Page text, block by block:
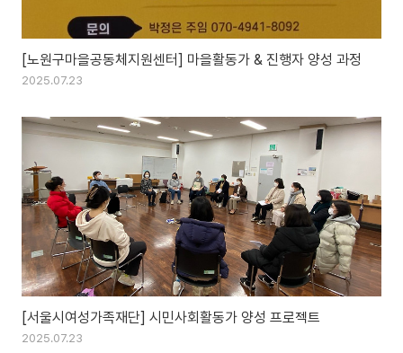
[노원구마을공동체지원센터] 마을활동가 & 진행자 양성 과정
2025.07.23
[서울시여성가족재단] 시민사회활동가 양성 프로젝트
2025.07.23